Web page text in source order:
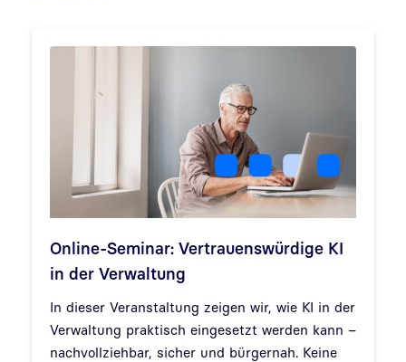
Online-Seminar: Vertrauenswürdige KI
in der Verwaltung
In dieser Veranstaltung zeigen wir, wie KI in der
Verwaltung praktisch eingesetzt werden kann –
nachvollziehbar, sicher und bürgernah. Keine